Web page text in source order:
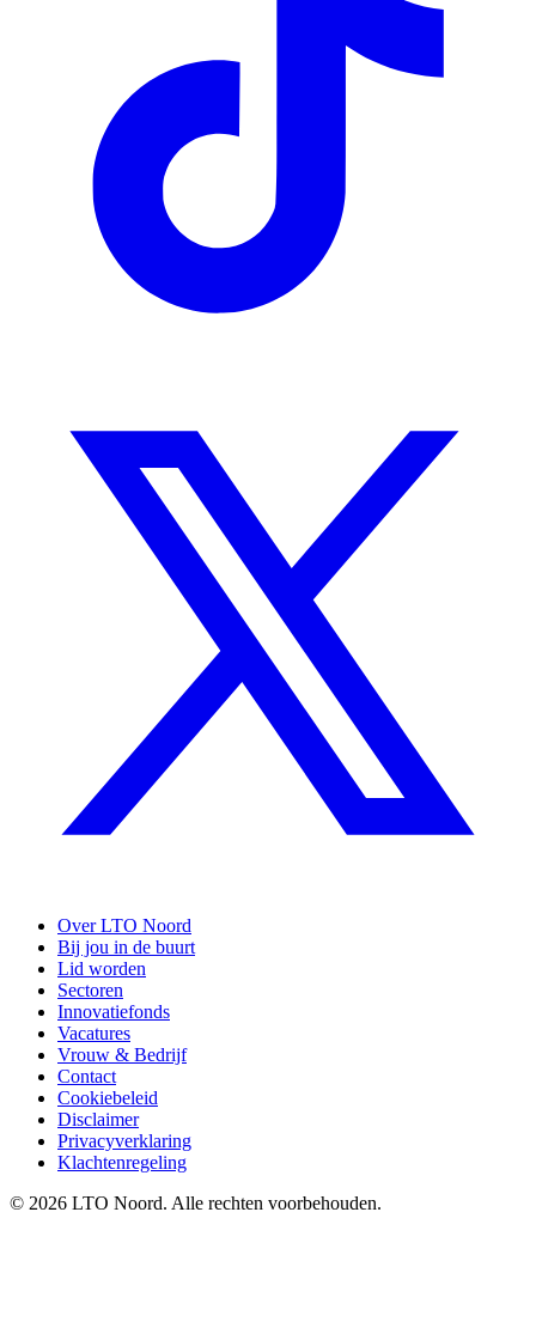
Over LTO Noord
Bij jou in de buurt
Lid worden
Sectoren
Innovatiefonds
Vacatures
Vrouw & Bedrijf
Contact
Cookiebeleid
Disclaimer
Privacyverklaring
Klachtenregeling
© 2026 LTO Noord. Alle rechten voorbehouden.